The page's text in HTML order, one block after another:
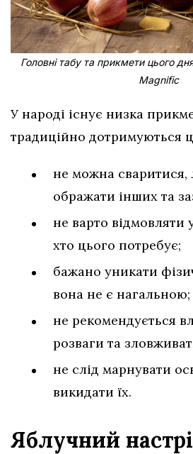
Головні табу та прикмети цього
Magnific
У народі існує низка
традиційно дотримуються
не можна сваритися,
ображати інших та
не варто відмовляти
хто цього потребує;
бажано уникати
вона не є нагальною;
не рекомендується
розваги та
не слід марнувати
викидати їх.
Яблучний